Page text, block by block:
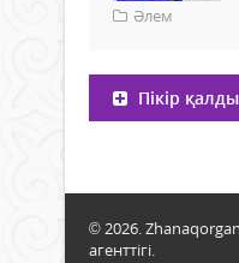
Әлем
Пікір
© 2026.
агенттігі.